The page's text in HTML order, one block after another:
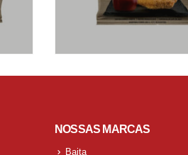
NOSSAS MARCAS
Baita